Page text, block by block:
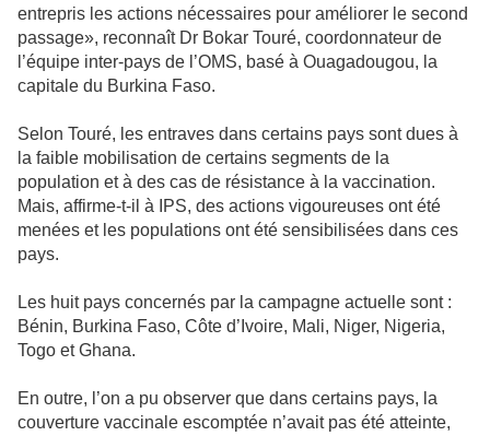
entrepris les actions nécessaires pour améliorer le second
passage», reconnaît Dr Bokar Touré, coordonnateur de
l’équipe inter-pays de l’OMS, basé à Ouagadougou, la
capitale du Burkina Faso.
Selon Touré, les entraves dans certains pays sont dues à
la faible mobilisation de certains segments de la
population et à des cas de résistance à la vaccination.
Mais, affirme-t-il à IPS, des actions vigoureuses ont été
menées et les populations ont été sensibilisées dans ces
pays.
Les huit pays concernés par la campagne actuelle sont :
Bénin, Burkina Faso, Côte d’Ivoire, Mali, Niger, Nigeria,
Togo et Ghana.
En outre, l’on a pu observer que dans certains pays, la
couverture vaccinale escomptée n’avait pas été atteinte,